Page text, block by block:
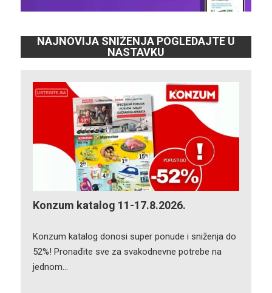
NAJNOVIJA SNIŽENJA POGLEDAJTE U
NASTAVKU
Konzum katalog 11-17.8.2026.
Konzum katalog donosi super ponude i sniženja do
52%! Pronađite sve za svakodnevne potrebe na
jednom…